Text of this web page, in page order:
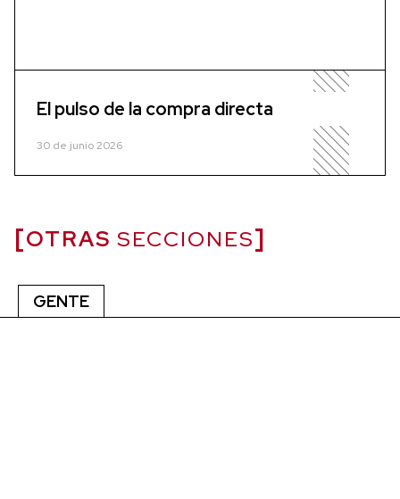
El pulso de la compra directa
30 de junio 2026
OTRAS SECCIONES
GENTE